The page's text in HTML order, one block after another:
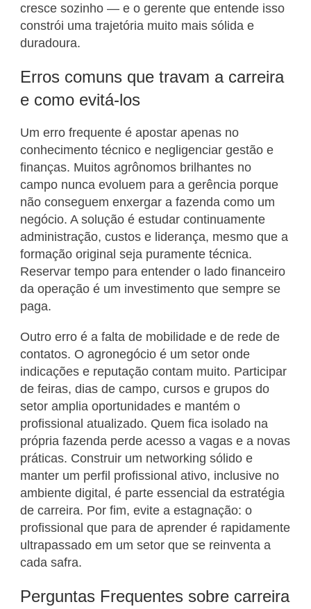
cresce sozinho — e o gerente que entende isso
constrói uma trajetória muito mais sólida e
duradoura.
Erros comuns que travam a carreira
e como evitá-los
Um erro frequente é apostar apenas no
conhecimento técnico e negligenciar gestão e
finanças. Muitos agrônomos brilhantes no
campo nunca evoluem para a gerência porque
não conseguem enxergar a fazenda como um
negócio. A solução é estudar continuamente
administração, custos e liderança, mesmo que a
formação original seja puramente técnica.
Reservar tempo para entender o lado financeiro
da operação é um investimento que sempre se
paga.
Outro erro é a falta de mobilidade e de rede de
contatos. O agronegócio é um setor onde
indicações e reputação contam muito. Participar
de feiras, dias de campo, cursos e grupos do
setor amplia oportunidades e mantém o
profissional atualizado. Quem fica isolado na
própria fazenda perde acesso a vagas e a novas
práticas. Construir um networking sólido e
manter um perfil profissional ativo, inclusive no
ambiente digital, é parte essencial da estratégia
de carreira. Por fim, evite a estagnação: o
profissional que para de aprender é rapidamente
ultrapassado em um setor que se reinventa a
cada safra.
Perguntas Frequentes sobre carreira